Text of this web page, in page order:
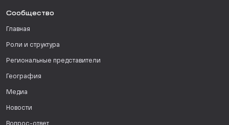
Сообщество
Главная
Роли и структура
Региональные представители
География
Медиа
Новости